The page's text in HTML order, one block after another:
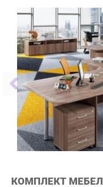
КОМПЛЕКТ
WAVE 02 ДУБ